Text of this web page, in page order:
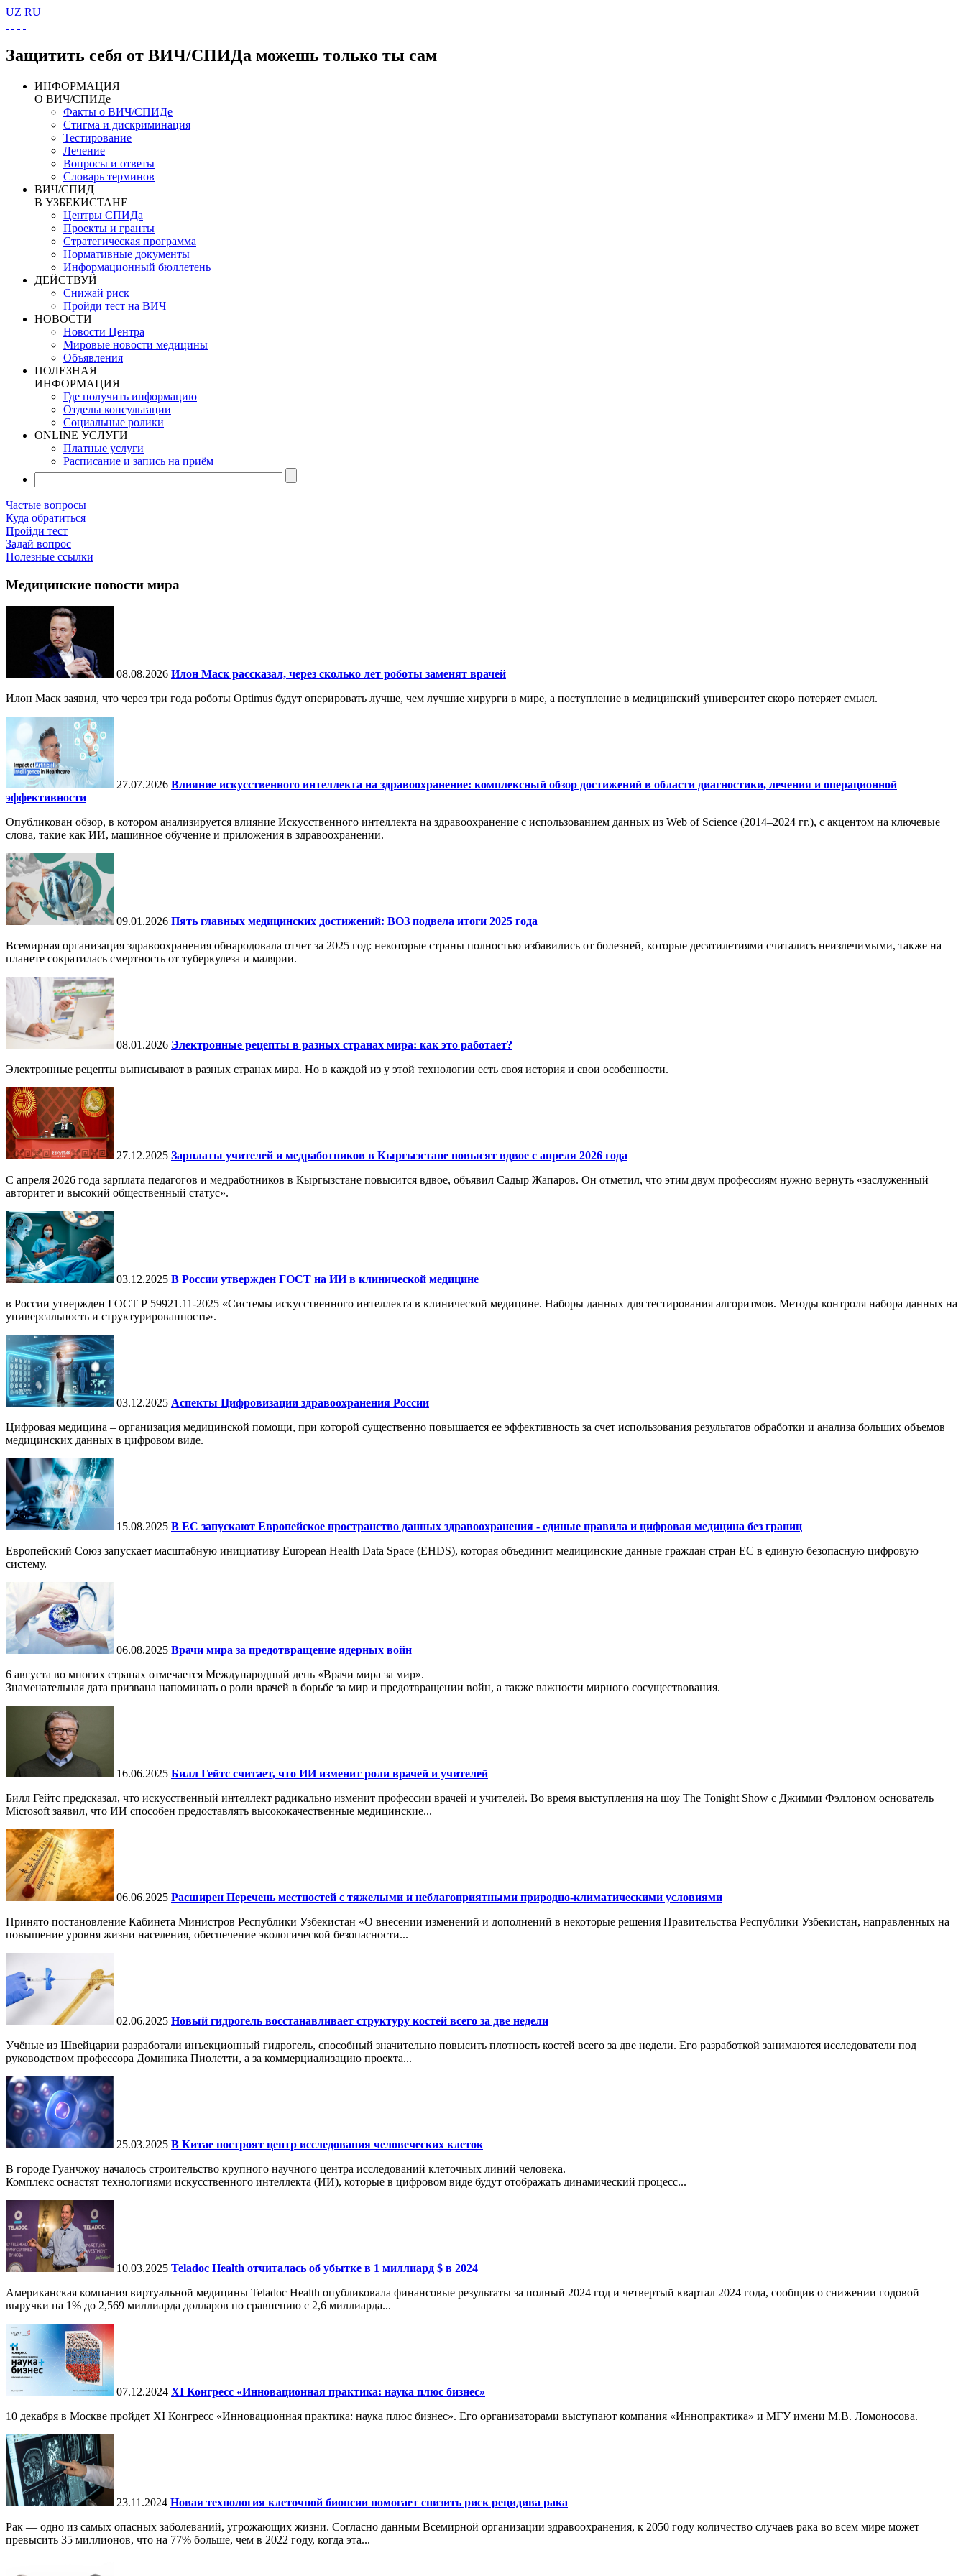
UZ RU
Защитить себя от ВИЧ/СПИДа можешь только ты сам
ИНФОРМАЦИЯ
О ВИЧ/СПИДе
Факты о ВИЧ/СПИДе
Стигма и дискриминация
Тестирование
Лечение
Вопросы и ответы
Словарь терминов
ВИЧ/СПИД
В УЗБЕКИСТАНЕ
Центры СПИДа
Проекты и гранты
Стратегическая программа
Нормативные документы
Информационный бюллетень
ДЕЙСТВУЙ
Снижай риск
Пройди тест на ВИЧ
НОВОСТИ
Новости Центра
Мировые новости медицины
Объявления
ПОЛЕЗНАЯ
ИНФОРМАЦИЯ
Где получить информацию
Отделы консультации
Социальные ролики
ONLINE УСЛУГИ
Платные услуги
Расписание и запись на приём
Частые вопросы
Куда обратиться
Пройди тест
Задай вопрос
Полезные ссылки
Медицинские новости мира
08.08.2026 Илон Маск рассказал, через сколько лет роботы заменят врачей
Илон Маск заявил, что через три года роботы Optimus будут оперировать лучше, чем лучшие хирурги в мире, а поступление в медицинский университет скоро потеряет смысл.
27.07.2026 Влияние искусственного интеллекта на здравоохранение: комплексный обзор достижений в области диагностики, лечения и операционной
эффективности
Опубликован обзор, в котором анализируется влияние Искусственного интеллекта на здравоохранение с использованием данных из Web of Science (2014–2024 гг.), с акцентом на ключевые
слова, такие как ИИ, машинное обучение и приложения в здравоохранении.
09.01.2026 Пять главных медицинских достижений: ВОЗ подвела итоги 2025 года
Всемирная организация здравоохранения обнародовала отчет за 2025 год: некоторые страны полностью избавились от болезней, которые десятилетиями считались неизлечимыми, также на
планете сократилась смертность от туберкулеза и малярии.
08.01.2026 Электронные рецепты в разных странах мира: как это работает?
Электронные рецепты выписывают в разных странах мира. Но в каждой из у этой технологии есть своя история и свои особенности.
27.12.2025 Зарплаты учителей и медработников в Кыргызстане повысят вдвое с апреля 2026 года
С апреля 2026 года зарплата педагогов и медработников в Кыргызстане повысится вдвое, объявил Садыр Жапаров. Он отметил, что этим двум профессиям нужно вернуть «заслуженный
авторитет и высокий общественный статус».
03.12.2025 В России утвержден ГОСТ на ИИ в клинической медицине
в России утвержден ГОСТ Р 59921.11-2025 «Системы искусственного интеллекта в клинической медицине. Наборы данных для тестирования алгоритмов. Методы контроля набора данных на
универсальность и структурированность».
03.12.2025 Аспекты Цифровизации здравоохранения России
Цифровая медицина – организация медицинской помощи, при которой существенно повышается ее эффективность за счет использования результатов обработки и анализа больших объемов
медицинских данных в цифровом виде.
15.08.2025 В ЕС запускают Европейское пространство данных здравоохранения - единые правила и цифровая медицина без границ
Европейский Союз запускает масштабную инициативу European Health Data Space (EHDS), которая объединит медицинские данные граждан стран ЕС в единую безопасную цифровую
систему.
06.08.2025 Врачи мира за предотвращение ядерных войн
6 августа во многих странах отмечается Международный день «Врачи мира за мир».
Знаменательная дата призвана напоминать о роли врачей в борьбе за мир и предотвращении войн, а также важности мирного сосуществования.
16.06.2025 Билл Гейтс считает, что ИИ изменит роли врачей и учителей
Билл Гейтс предсказал, что искусственный интеллект радикально изменит профессии врачей и учителей. Во время выступления на шоу The Tonight Show с Джимми Фэллоном основатель
Microsoft заявил, что ИИ способен предоставлять высококачественные медицинские...
06.06.2025 Расширен Перечень местностей с тяжелыми и неблагоприятными природно-климатическими условиями
Принято постановление Кабинета Министров Республики Узбекистан «О внесении изменений и дополнений в некоторые решения Правительства Республики Узбекистан, направленных на
повышение уровня жизни населения, обеспечение экологической безопасности...
02.06.2025 Новый гидрогель восстанавливает структуру костей всего за две недели
Учёные из Швейцарии разработали инъекционный гидрогель, способный значительно повысить плотность костей всего за две недели. Его разработкой занимаются исследователи под
руководством профессора Доминика Пиолетти, а за коммерциализацию проекта...
25.03.2025 В Китае построят центр исследования человеческих клеток
В городе Гуанчжоу началось строительство крупного научного центра исследований клеточных линий человека.
Комплекс оснастят технологиями искусственного интеллекта (ИИ), которые в цифровом виде будут отображать динамический процесс...
10.03.2025 Teladoc Health отчиталась об убытке в 1 миллиард $ в 2024
Американская компания виртуальной медицины Teladoc Health опубликовала финансовые результаты за полный 2024 год и четвертый квартал 2024 года, сообщив о снижении годовой
выручки на 1% до 2,569 миллиарда долларов по сравнению с 2,6 миллиарда...
07.12.2024 ХI Конгресс «Инновационная практика: наука плюс бизнес»
10 декабря в Москве пройдет XI Конгресс «Инновационная практика: наука плюс бизнес». Его организаторами выступают компания «Иннопрактика» и МГУ имени М.В. Ломоносова.
23.11.2024 Новая технология клеточной биопсии помогает снизить риск рецидива рака
Рак — одно из самых опасных заболеваний, угрожающих жизни. Согласно данным Всемирной организации здравоохранения, к 2050 году количество случаев рака во всем мире может
превысить 35 миллионов, что на 77% больше, чем в 2022 году, когда эта...